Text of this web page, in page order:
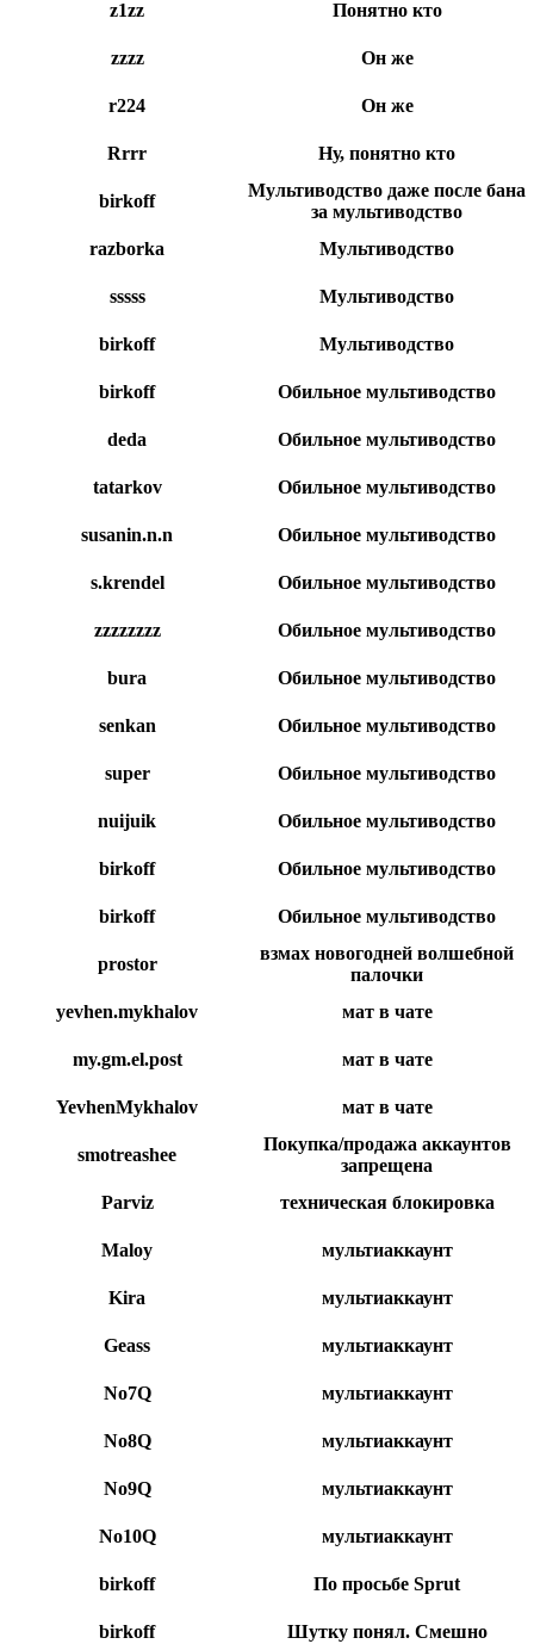
z1zz Понятно кто
zzzz Он же
r224 Он же
Rrrr Ну, понятно кто
birkoff
Мультиводство даже после бана
за мультиводство
razborka
Мультиводство
sssss Мультиводство
bіrkоff Мультиводство
birkоff Обильное мультиводство
deda Обильное мультиводство
tatarkov Обильное мультиводство
susanin.n.n Обильное мультиводство
s.krendel Обильное мультиводство
zzzzzzzz Обильное мультиводство
bura Обильное мультиводство
senkan Обильное мультиводство
super Обильное мультиводство
nuijuik Обильное мультиводство
birkоff Обильное мультиводство
birkoff Обильное мультиводство
prostor
взмах новогодней волшебной
палочки
yevhen.mykhalov
мат в чате
my.gm.el.post мат в чате
YevhenMykhalov мат в чате
smotreashee
Покупка/продажа аккаунтов
запрещена
Parviz
техническая блокировка
Maloy мультиаккаунт
Kira мультиаккаунт
Geass мультиаккаунт
No7Q мультиаккаунт
No8Q мультиаккаунт
No9Q мультиаккаунт
No10Q мультиаккаунт
birkoff По просьбе Sprut
birkoff Шутку понял. Смешно